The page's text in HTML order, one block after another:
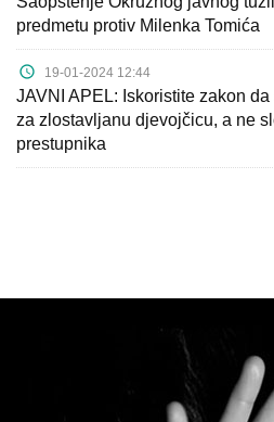
predmetu protiv Milenka Tomića
19-01-2024 12:44
JAVNI APEL: Iskoristite zakon
za zlostavljanu djevojčicu, a ne
prestupnika